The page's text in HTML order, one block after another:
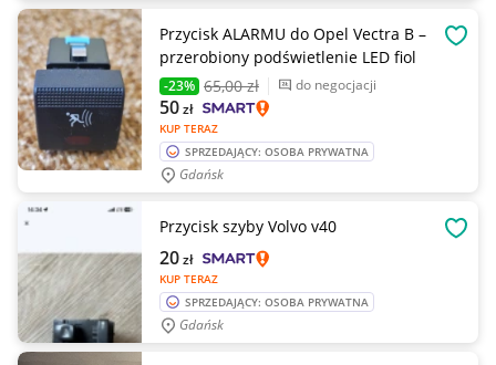
Przycisk ALARMU do Opel Vectra B –
przerobiony podświetlenie LED fiol
-23% 65,00 zł do negocjacji
KUP TERAZ
50zł
SPRZEDAJĄCY: OSOBA PRYWATNA
Gdańsk
Przycisk szyby Volvo v40
KUP TERAZ
20zł
SPRZEDAJĄCY: OSOBA PRYWATNA
Gdańsk